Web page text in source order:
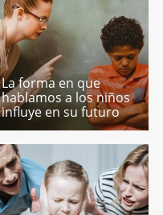
La forma en que
hablamos a los niños
influye en su futuro